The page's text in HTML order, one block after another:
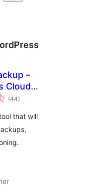
–
Cloud
(44totale
bedømmelser
)
that will